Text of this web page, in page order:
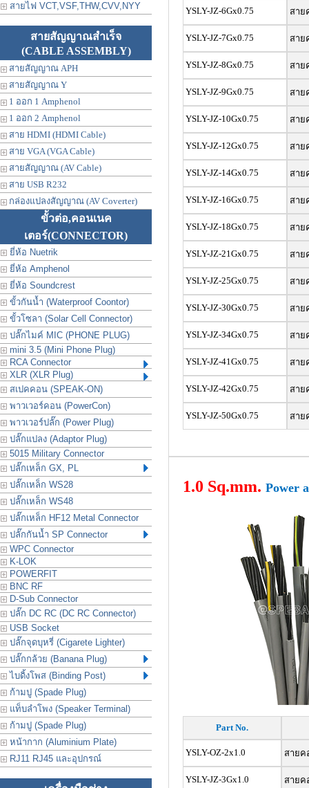
สายไฟ VCT,VSF,THW,CVV,NYY
สายสัญญาณสำเร็จ
(CABLE ASSEMBLY)
สายสัญญาณ APH
สายสัญญาณ Y
1 ออก 1 Amphenol
1 ออก 2 Amphenol
สาย HDMI (HDMI Cable)
สาย VGA (VGA Cable)
สายสัญญาณ (AV Cable)
สาย USB R232
กล่องแปลงสัญญาณ (AV Coverter)
ขั้วต่อ,คอนเนค
เตอร์(CONNECTOR)
ยี่ห้อ Nuetrik
ยี่ห้อ Amphenol
ยี่ห้อ Soundcrest
ขั้วกันน้ำ (Waterproof Coontor)
ขั้วโซลา (Solar Cell Connector)
ปลั๊กไมค์ MIC (PHONE PLUG)
mini 3.5 (Mini Phone Plug)
RCA Connector
XLR (XLR Plug)
สเปคคอน (SPEAK-ON)
พาวเวอร์คอน (PowerCon)
พาวเวอร์ปลั๊ก (Power Plug)
ปลั๊กแปลง (Adaptor Plug)
5015 Military Connector
ปลั๊กเหล็ก GX, PL
ปลั๊กเหล็ก WS28
ปลั๊กเหล็ก WS48
ปลั๊กเหล็ก HF12 Metal Connector
ปลั๊กกันน้ำ SP Connector
WPC Connector
K-LOK
POWERFIT
BNC RF
D-Sub Connector
ปลั๊ก DC RC (DC RC Connector)
USB Socket
ปลั๊กจุดบุหรี่ (Cigarete Lighter)
ปลั๊กกล้วย (Banana Plug)
ไบดิ้งโพส (Binding Post)
ก้ามปู (Spade Plug)
แท็บลำโพง (Speaker Terminal)
ก้ามปู (Spade Plug)
หน้ากาก (Aluminium Plate)
RJ11 RJ45 และอุปกรณ์
YSLY-JZ-6Gx0.75 สาย
YSLY-JZ-7Gx0.75 สาย
YSLY-JZ-8Gx0.75 สาย
YSLY-JZ-9Gx0.75 สาย
YSLY-JZ-10Gx0.75 สาย
YSLY-JZ-12Gx0.75 สาย
YSLY-JZ-14Gx0.75 สาย
YSLY-JZ-16Gx0.75 สาย
YSLY-JZ-18Gx0.75 สาย
YSLY-JZ-21Gx0.75 สาย
YSLY-JZ-25Gx0.75 สาย
YSLY-JZ-30Gx0.75 สาย
YSLY-JZ-34Gx0.75 สาย
YSLY-JZ-41Gx0.75 สาย
YSLY-JZ-42Gx0.75 สาย
YSLY-JZ-50Gx0.75 สาย
1.0 Sq.mm. Power
Part No.
YSLY-OZ-2x1.0 สายค
YSLY-JZ-3Gx1.0 สายค